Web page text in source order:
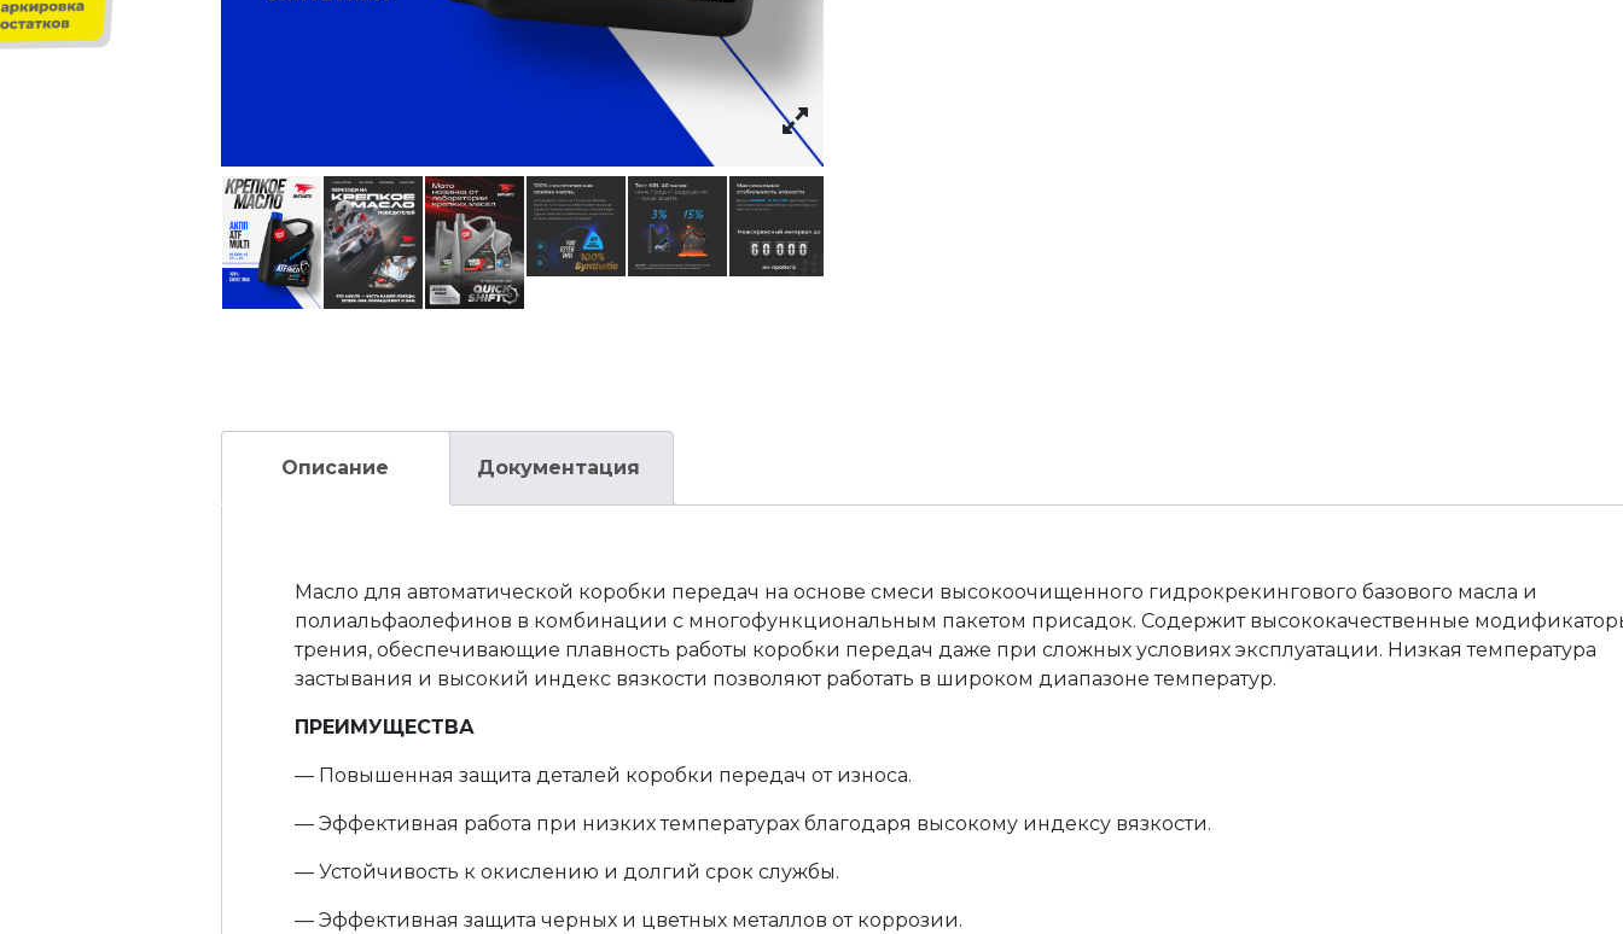
Описание Документация
Масло для автоматической коробки передач на основе смеси высокоочищенного гидрокрекингового базового масла и
полиальфаолефинов в комбинации с многофункциональным пакетом присадок. Содержит высококачественные
трения, обеспечивающие плавность работы коробки передач даже при сложных условиях эксплуатации. Низкая температура
застывания и высокий индекс вязкости позволяют работать в широком диапазоне температур.
ПРЕИМУЩЕСТВА
— Повышенная защита деталей коробки передач от износа.
— Эффективная работа при низких температурах благодаря высокому индексу вязкости.
— Устойчивость к окислению и долгий срок службы.
— Эффективная защита черных и цветных металлов от коррозии.